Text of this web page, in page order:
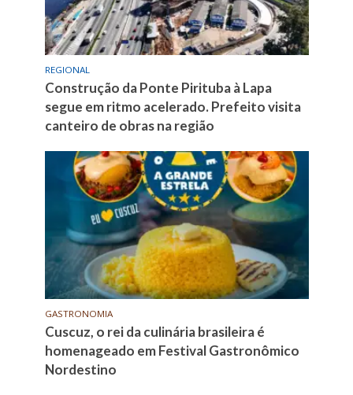
REGIONAL
Construção da Ponte Pirituba à Lapa
segue em ritmo acelerado. Prefeito visita
canteiro de obras na região
GASTRONOMIA
Cuscuz, o rei da culinária brasileira é
homenageado em Festival Gastronômico
Nordestino